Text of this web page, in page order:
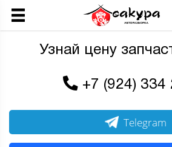
Узнай цену
+7 (924) 334
Telegram